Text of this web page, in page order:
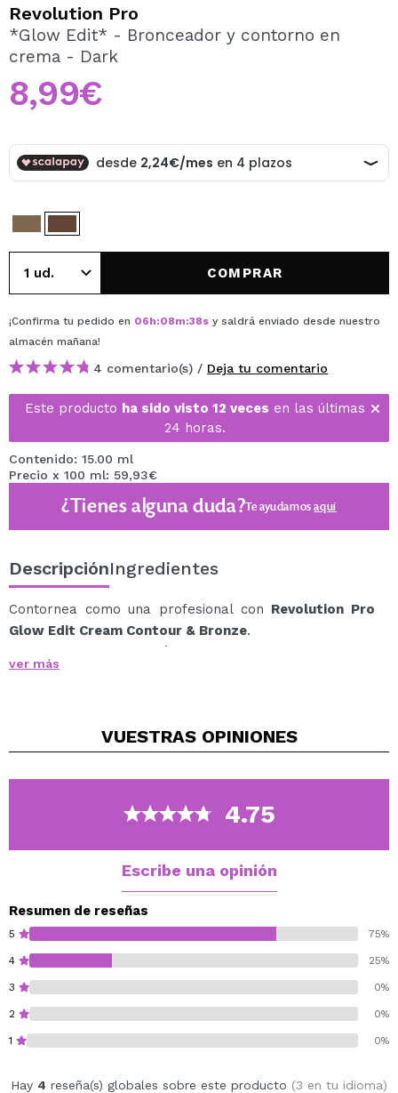
Al crear una cuenta en Maquillalia.com podrás realizar
tus compras rápidamente, revisar el estado de tus
Revolution Pro
*Glow Edit* - Bronceador y contorno en
crema - Dark
8,99€
COMPRAR
¡Confirma tu pedido en 06h:08m:38s y saldrá enviado desde nuestro
almacén mañana!
4 comentario(s) / Deja tu comentario
Este producto ha sido visto 12 veces en las últimas
24 horas.
Contenido: 15.00 ml
Precio x 100 ml: 59,93€
¿Tienes alguna duda?Te ayudamosaquí
DescripciónIngredientes
Contornea como una profesional con Revolution Pro
Glow Edit Cream Contour & Bronze.
Este bronceador, de fórmula ligera y cremosa, tiene
una cobertura modulable y difuminable.
Su fórmula contiene vitamina E, ácido hialurónico y
piel.
Además, se seca hasta conseguir un acabado mate
añadir definición y crear un look increíble.
contorno más fácil.
Disponible en 3 tonos: claro, medio y oscuro.
Cruelty free.
Vegan.
ver más
VUESTRAS OPINIONES
4.75
Escribe una opinión
Resumen de reseñas
5 75%
4 25%
3 0%
2 0%
1 0%
Hay 4 reseña(s) globales sobre este producto (3 en tu idioma)